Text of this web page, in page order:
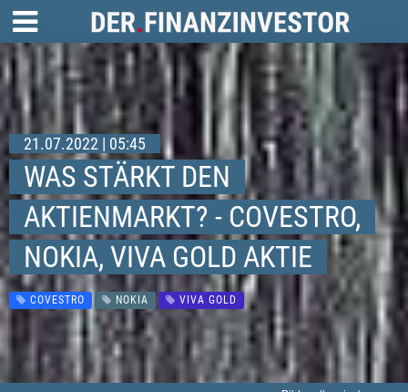
21.07.2022 | 05:45
WAS STÄRKT DEN
AKTIENMARKT? - COVESTRO,
NOKIA, VIVA GOLD AKTIE
COVESTRO NOKIA VIVA GOLD